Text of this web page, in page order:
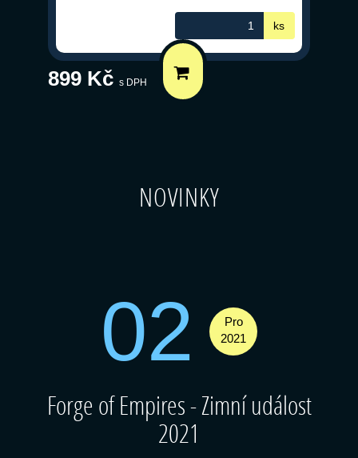
899 Kč s DPH
ks
NOVINKY
02
Pro
2021
Forge of Empires - Zimní událost
2021